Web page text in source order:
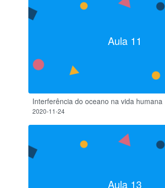
Aula 11
Interferência do oceano na vida humana
2020-11-24
Aula 13